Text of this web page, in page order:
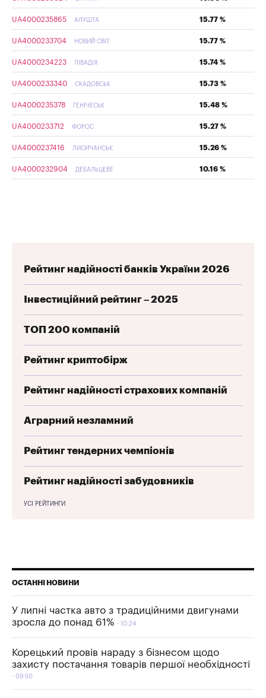
UA4000235865 АЛУШТА 15.77 %
UA4000233704 НОВИЙ СВІТ 15.77 %
UA4000234223 ЛІВАДІЯ 15.74 %
UA4000233340 СКАДОВСЬК 15.73 %
UA4000235378 ГЕНІЧЕСЬК 15.48 %
UA4000233712 ФОРОС 15.27 %
UA4000237416 ЛИСИЧАНСЬК 15.26 %
UA4000232904 ДЕБАЛЬЦЕВЕ 10.16 %
Рейтинг надійності банків України 2026
Інвестиційний рейтинг – 2025
ТОП 200 компаній
Рейтинг криптобірж
Рейтинг надійності страхових компаній
Аграрний незламний
Рейтинг тендерних чемпіонів
Рейтинг надійності забудовників
УСІ РЕЙТИНГИ
ОСТАННІ НОВИНИ
У липні частка авто з традиційними двигунами
зросла до понад 61%
10:24
Корецький провів нараду з бізнесом щодо
захисту постачання товарів першої необхідності
09:50